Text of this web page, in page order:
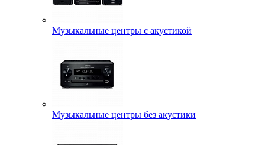
Музыкальные центры с акустикой
Музыкальные центры без акустики